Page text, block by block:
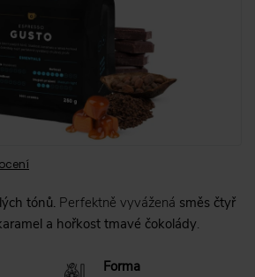
tónů. Perfektně vyvážená směs čtyř
a hořkost tmavé čokolády.
Forma